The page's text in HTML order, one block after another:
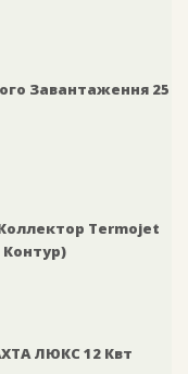
Завантаження 25
Termojet
Контур)
ЛЮКС 12 Квт